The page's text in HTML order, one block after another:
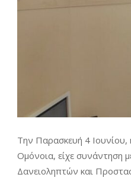
Την Παρασκευή 4
Ομόνοια, είχε συνάντηση
Δανειοληπτών και